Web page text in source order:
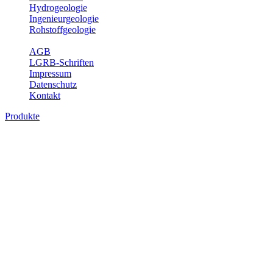
Hydrogeologie
Ingenieurgeologie
Rohstoffgeologie
AGB
LGRB-Schriften
Impressum
Datenschutz
Kontakt
Produkte